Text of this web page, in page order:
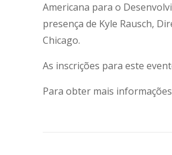
Americana para o
presença de Kyle Rausch,
Chicago.
As inscrições para este
Para obter mais